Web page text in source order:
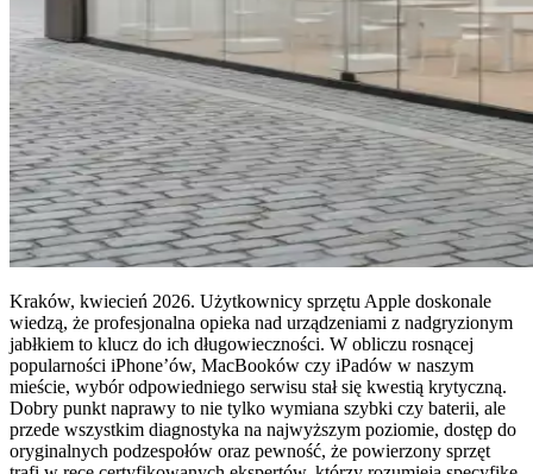
Kraków, kwiecień 2026. Użytkownicy sprzętu Apple doskonale
wiedzą, że profesjonalna opieka nad urządzeniami z nadgryzionym
jabłkiem to klucz do ich długowieczności. W obliczu rosnącej
popularności iPhone’ów, MacBooków czy iPadów w naszym
mieście, wybór odpowiedniego serwisu stał się kwestią krytyczną.
Dobry punkt naprawy to nie tylko wymiana szybki czy baterii, ale
przede wszystkim diagnostyka na najwyższym poziomie, dostęp do
oryginalnych podzespołów oraz pewność, że powierzony sprzęt